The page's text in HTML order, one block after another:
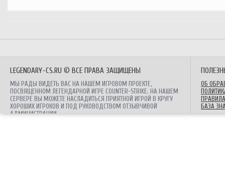
LEGENDARY-CS.RU © ВСЕ ПРАВА ЗАЩИЩЕНЫ
МЫ РАДЫ ВИДЕТЬ ВАС НА НАШЕМ ИГРОВОМ ПРОЕКТЕ,
ПОСВЯЩЕННОМ ЛЕГЕНДАРНОЙ ИГРЕ COUNTER-STRIKE. НА НАШЕМ
СЕРВЕРЕ ВЫ МОЖЕТЕ НАСЛАДИТЬСЯ ПРИЯТНОЙ ИГРОЙ В КРУГУ
ХОРОШИХ ИГРОКОВ И ПОД РУКОВОДСТВОМ ОТЗЫВЧИВОЙ
АДМИНИСТРАЦИИ.
ОБ
БАЗА